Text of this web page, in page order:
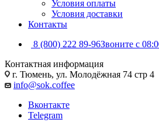
Условия оплаты
Условия доставки
Контакты
8 (800) 222 89-96Звоните с
Контактная информация
г. Тюмень, ул. Молодёжная 74 стр 4
info@sok.coffee
Вконтакте
Telegram